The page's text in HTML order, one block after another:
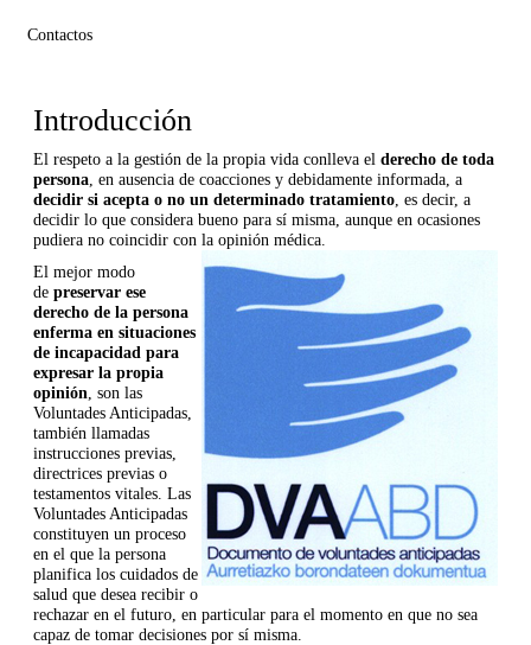
Contactos
Introducción
El respeto a la gestión de la propia vida conlleva el derecho de toda
persona , en ausencia de coacciones y debidamente informada, a
decidir si acepta o no un determinado tratamiento , es decir, a
decidir lo que considera bueno para sí misma, aunque en ocasiones
pudiera no coincidir con la opinión médica.
El mejor modo
de preservar ese
derecho de la persona
enferma en situaciones
de incapacidad para
expresar la propia
opinión , son las
Voluntades Anticipadas,
también llamadas
instrucciones previas,
directrices previas o
testamentos vitales. Las
Voluntades Anticipadas
constituyen un proceso
en el que la persona
planifica los cuidados de
salud que desea recibir o
rechazar en el futuro, en particular para el momento en que no sea
capaz de tomar decisiones por sí misma.